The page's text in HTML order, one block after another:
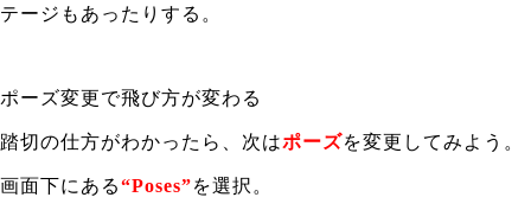
テージもあったりする。
ポーズ変更で飛び方が変わる
踏切の仕方がわかったら、次はポーズを変更してみよう。
画面下にある“Poses”を選択。